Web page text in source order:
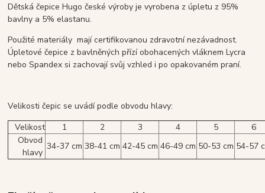
Dětská čepice Hugo české výroby je vyrobena z úpletu z 95%
bavlny a 5% elastanu.
Použité materiály mají certifikovanou zdravotní nezávadnost.
Úpletové čepice z bavlněných přízí obohacených vláknem Lycra
nebo Spandex si zachovají svůj vzhled i po opakovaném praní.
Velikosti čepic se uvádí podle obvodu hlavy:
Velikost
1 2 3 4 5
6
Obvod
hlavy
34-37 cm 38-41 cm 42-45 cm 46-49 cm 50-53 cm 54-57